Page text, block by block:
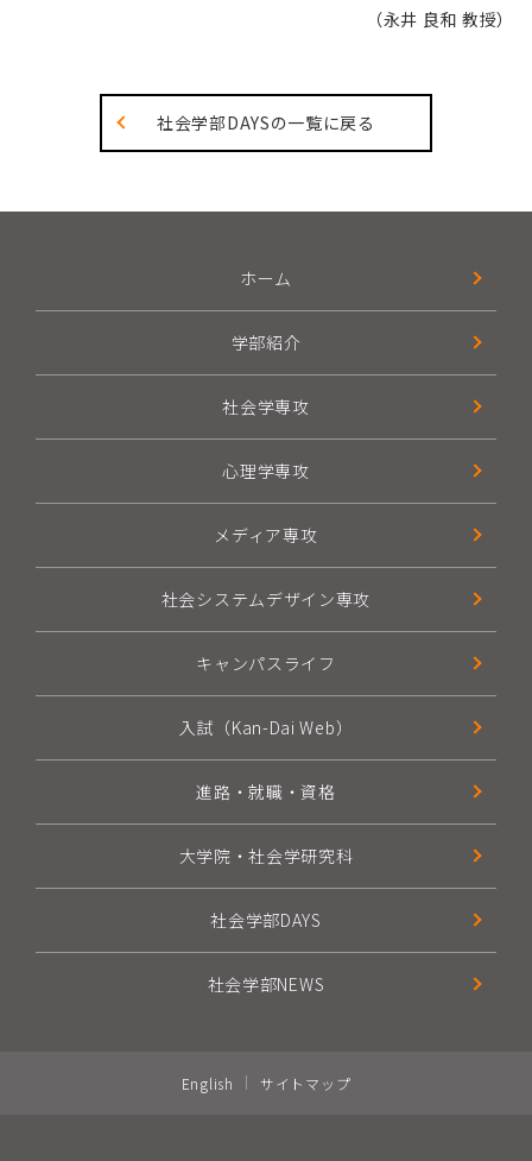
（永井 良和 教授）
社会学部DAYSの一覧に戻る
ホーム
学部紹介
社会学専攻
心理学専攻
メディア専攻
社会システムデザイン専攻
キャンパスライフ
入試（Kan-Dai Web）
進路・就職・資格
大学院・社会学研究科
社会学部DAYS
社会学部NEWS
English サイトマップ